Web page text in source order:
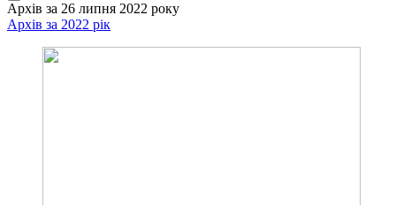
Архів за 26 липня 2022 року
Архів за 2022 рік